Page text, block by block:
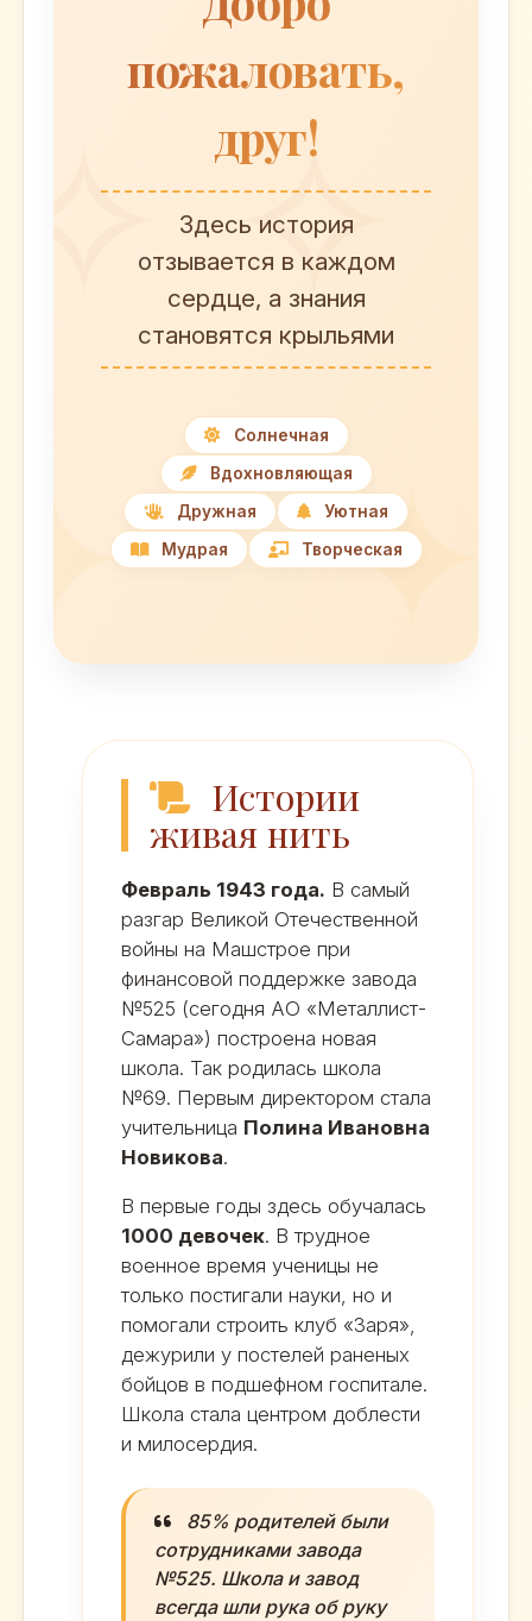
пожаловать,
друг!
Здесь история
отзывается в каждом
сердце, а знания
становятся крыльями
Солнечная
Вдохновляющая
Дружная
Уютная
Мудрая
Творческая
Истории
живая нить
Февраль 1943 года. В самый
разгар Великой Отечественной
войны на Машстрое при
финансовой поддержке завода
№525 (сегодня АО «Металлист-
Самара») построена новая
школа. Так родилась школа
№69. Первым директором стала
учительница Полина Ивановна
Новикова.
В первые годы здесь обучалась
1000 девочек. В трудное
военное время ученицы не
только постигали науки, но и
помогали строить клуб «Заря»,
дежурили у постелей раненых
бойцов в подшефном госпитале.
Школа стала центром доблести
и милосердия.
85% родителей были
сотрудниками завода
№525. Школа и завод
всегда шли рука об руку